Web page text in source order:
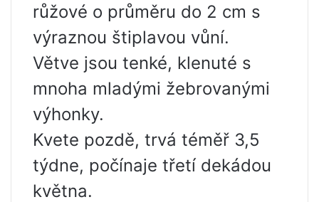
růžové o průměru do 2 cm s
výraznou štiplavou vůní.
Větve jsou tenké, klenuté s
mnoha mladými žebrovanými
výhonky.
Kvete pozdě, trvá téměř 3,5
týdne, počínaje třetí dekádou
května.